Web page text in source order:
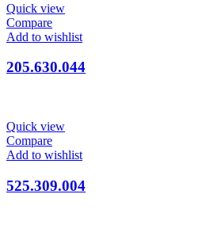
Quick view
Compare
Add to wishlist
205.630.044
Quick view
Compare
Add to wishlist
525.309.004